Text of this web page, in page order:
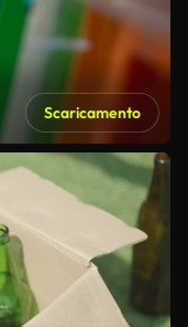
Scaricamento